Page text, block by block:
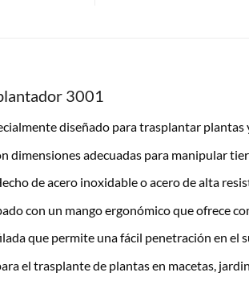
3001
diseñado para trasplantar
dimensiones adecuadas para manipular
de acero inoxidable o acero de alta
con un mango ergonómico que ofrece
que permite una fácil penetración en el
el trasplante de plantas en macetas,